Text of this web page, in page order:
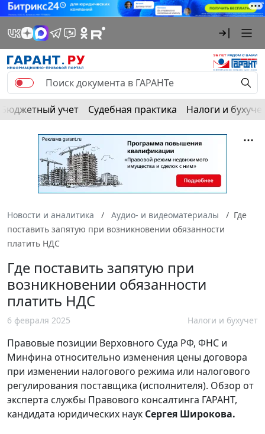
Бюджетный учет Судебная практика Налоги и
Новости и аналитика Аудио- и видеоматериалы
Где
поставить запятую при возникновении обязанности
платить НДС
Где поставить запятую при
возникновении обязанности
платить НДС
6 февраля 2025 Налоги и бухучет
Правовые позиции Верховного Суда РФ, ФНС и
Минфина относительно изменения цены договора
при изменении налогового режима или налогового
регулирования поставщика (исполнителя). Обзор от
эксперта службы Правового консалтинга ГАРАНТ,
кандидата юридических наук Сергея Широкова.